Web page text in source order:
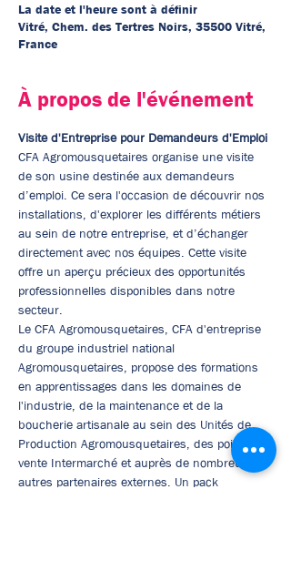
La date et l'heure sont à définir
Vitré, Chem. des Tertres Noirs, 35500 Vitré,
France
À propos de l'événement
Visite d'Entreprise pour Demandeurs d'Emploi
CFA Agromousquetaires organise une visite
de son usine destinée aux demandeurs
d’emploi. Ce sera l'occasion de découvrir nos
installations, d'explorer les différents métiers
au sein de notre entreprise, et d’échanger
directement avec nos équipes. Cette visite
offre un aperçu précieux des opportunités
professionnelles disponibles dans notre
secteur.
Le CFA Agromousquetaires, CFA d'entreprise
du groupe industriel national
Agromousquetaires, propose des formations
en apprentissages dans les domaines de
l'industrie, de la maintenance et de la
boucherie artisanale au sein des Unités de
Production Agromousquetaires, des points de
vente Intermarché et auprès de nombreux
autres partenaires externes. Un pack